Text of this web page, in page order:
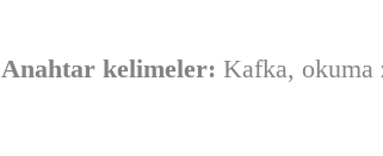
Anahtar kelimeler: Kafka, okuma